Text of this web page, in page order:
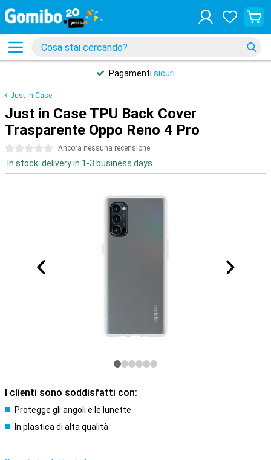
Pagamenti sicuri
Just-in-Case
Just in Case TPU Back Cover
Trasparente Oppo Reno 4 Pro
0 stelle Ancora nessuna recensione
In stock: delivery in 1-3 business days
I clienti sono soddisfatti con:
Protegge gli angoli e le lunette
In plastica di alta qualità